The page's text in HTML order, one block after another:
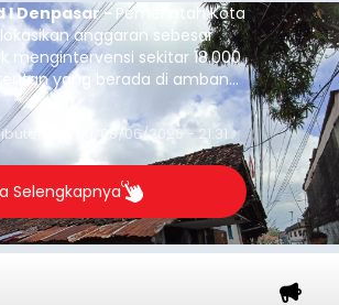
I Denpasar - Pemerintah Kota
anggaran sebesar
mengintervensi sekitar 18.000
yang berada di ambang
Langkah strategis ini diambil
yang berada pada
6 tersebut agar tidak
miskin.
Thu, 08/06/2026 - 21:31
Selengkapnya